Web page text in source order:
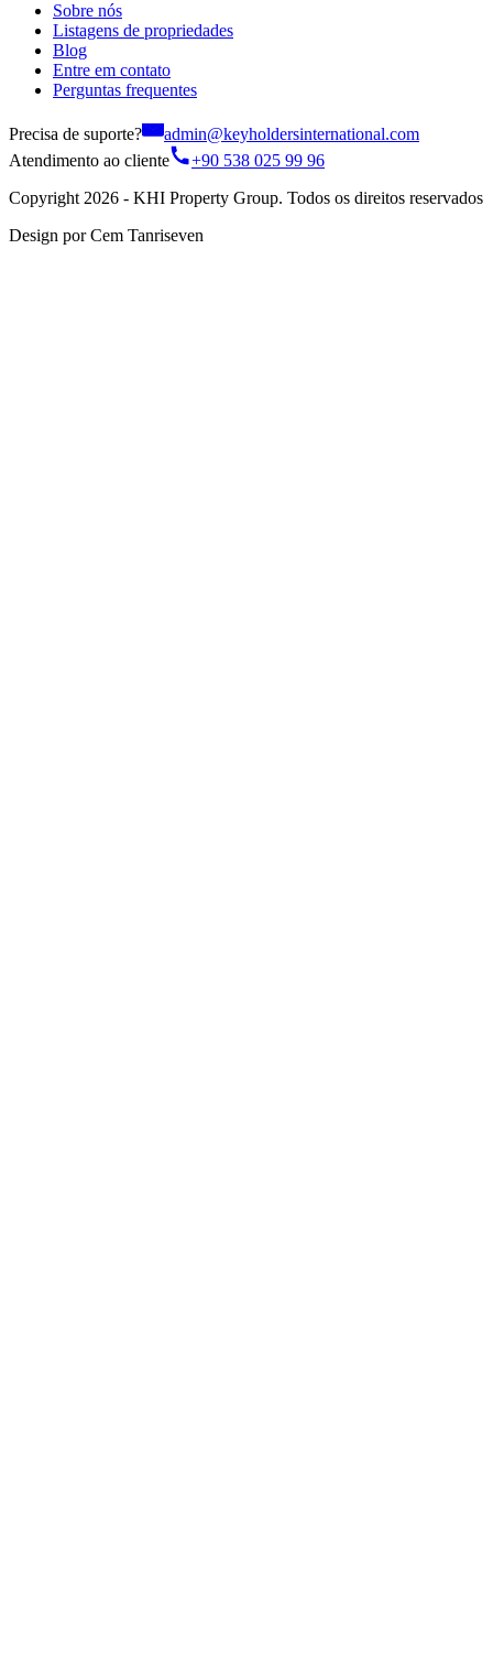
Sobre nós
Listagens de propriedades
Blog
Entre em contato
Perguntas frequentes
Precisa de suporte?
admin@keyholdersinternational.com
Atendimento ao cliente
+90 538 025 99 96
Copyright 2026 - KHI Property Group. Todos os direitos reservados
Design por Cem Tanriseven